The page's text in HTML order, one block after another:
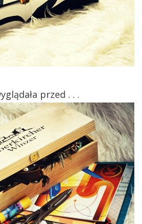
przed . . .